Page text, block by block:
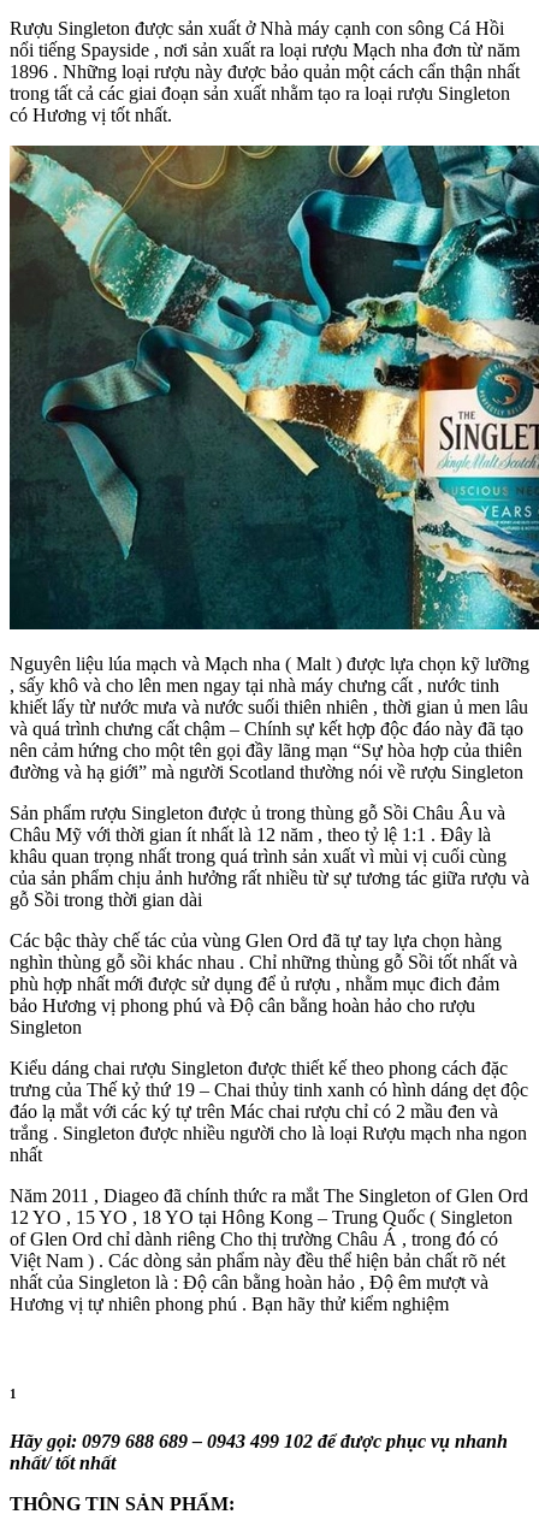
Rượu Singleton được sản xuất ở Nhà máy cạnh con sông Cá Hồi
nổi tiếng Spayside , nơi sản xuất ra loại rượu Mạch nha đơn từ năm
1896 . Những loại rượu này được bảo quản một cách cẩn thận nhất
trong tất cả các giai đoạn sản xuất nhằm tạo ra loại rượu Singleton
có Hương vị tốt nhất.
Nguyên liệu lúa mạch và Mạch nha ( Malt ) được lựa chọn kỹ lưỡng
, sấy khô và cho lên men ngay tại nhà máy chưng cất , nước tinh
khiết lấy từ nước mưa và nước suối thiên nhiên , thời gian ủ men lâu
và quá trình chưng cất chậm – Chính sự kết hợp độc đáo này đã tạo
nên cảm hứng cho một tên gọi đầy lãng mạn “Sự hòa hợp của thiên
đường và hạ giới” mà người Scotland thường nói về rượu Singleton
Sản phẩm rượu Singleton được ủ trong thùng gỗ Sồi Châu Âu và
Châu Mỹ với thời gian ít nhất là 12 năm , theo tỷ lệ 1:1 . Đây là
khâu quan trọng nhất trong quá trình sản xuất vì mùi vị cuối cùng
của sản phẩm chịu ảnh hưởng rất nhiều từ sự tương tác giữa rượu và
gỗ Sồi trong thời gian dài
Các bậc thày chế tác của vùng Glen Ord đã tự tay lựa chọn hàng
nghìn thùng gỗ sồi khác nhau . Chỉ những thùng gỗ Sồi tốt nhất và
phù hợp nhất mới được sử dụng để ủ rượu , nhằm mục đich đảm
bảo Hương vị phong phú và Độ cân bằng hoàn hảo cho rượu
Singleton
Kiểu dáng chai rượu Singleton được thiết kế theo phong cách đặc
trưng của Thế kỷ thứ 19 – Chai thủy tinh xanh có hình dáng dẹt độc
đáo lạ mắt với các ký tự trên Mác chai rượu chỉ có 2 mầu đen và
trắng . Singleton được nhiều người cho là loại Rượu mạch nha ngon
nhất
Năm 2011 , Diageo đã chính thức ra mắt The Singleton of Glen Ord
12 YO , 15 YO , 18 YO tại Hông Kong – Trung Quốc ( Singleton
of Glen Ord chỉ dành riêng Cho thị trường Châu Á , trong đó có
Việt Nam ) . Các dòng sản phẩm này đều thể hiện bản chất rõ nét
nhất của Singleton là : Độ cân bằng hoàn hảo , Độ êm mượt và
Hương vị tự nhiên phong phú . Bạn hãy thử kiểm nghiệm
1
Hãy gọi: 0979 688 689 – 0943 499 102 để được phục vụ nhanh
nhất/ tốt nhất
THÔNG TIN SẢN PHẨM: